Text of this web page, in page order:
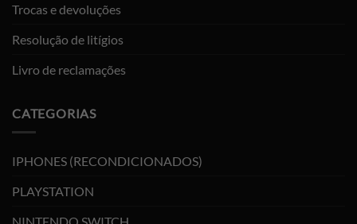
Trocas e devoluções
Resolução de litígios
Livro de reclamações
CATEGORIAS
IPHONES (RECONDICIONADOS)
PLAYSTATION